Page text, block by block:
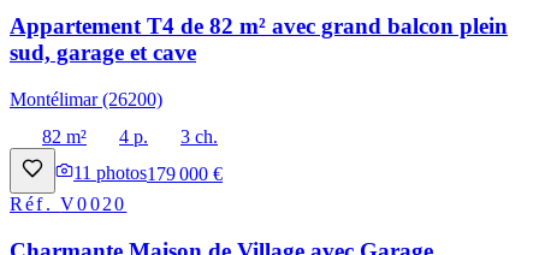
Appartement T4 de 82 m² avec grand balcon plein
sud, garage et cave
Montélimar (26200)
82 m²
4 p.
3 ch.
11 photos179 000 €
Réf.V0020